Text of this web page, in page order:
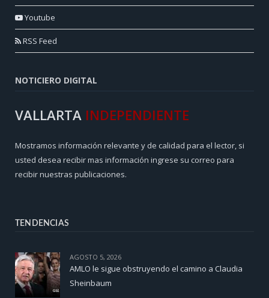
Youtube
RSS Feed
NOTICIERO DIGITAL
VALLARTA INDEPENDIENTE
Mostramos información relevante y de calidad para el lector, si
usted desea recibir mas información ingrese su correo para
recibir nuestras publicaciones.
TENDENCIAS
AGOSTO 5, 2026
AMLO le sigue obstruyendo el camino a Claudia
Sheinbaum